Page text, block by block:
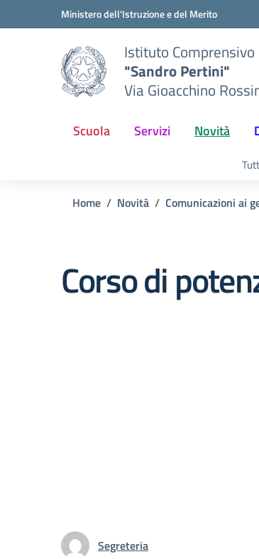
Vai ai contenuti
Vai al menu di navigazioneMinistero dell'Istruzione e del Merito
Istituto Comprensivo
"Sandro Pertini"
Via Gioacchino
Scuola Servizi Novità
Home Novità Comunicazioni ai
Corso di
Segreteria